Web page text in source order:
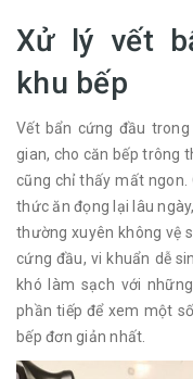
Xử lý vết
khu bếp
Vết bẩn cứng đầu
gian, cho căn bếp trông
cũng chỉ thấy mất ngon.
thức ăn đọng lại lâu
thường xuyên không vệ
cứng đầu, vi khuẩn dễ
khó làm sạch với
phần tiếp để xem một
bếp đơn giản nhất.